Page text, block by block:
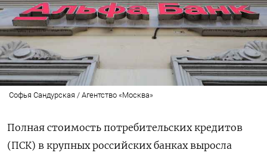
Софья Сандурская / Агентство «Москва»
Полная стоимость потребительских кредитов
(ПСК) в крупных российских банках выросла